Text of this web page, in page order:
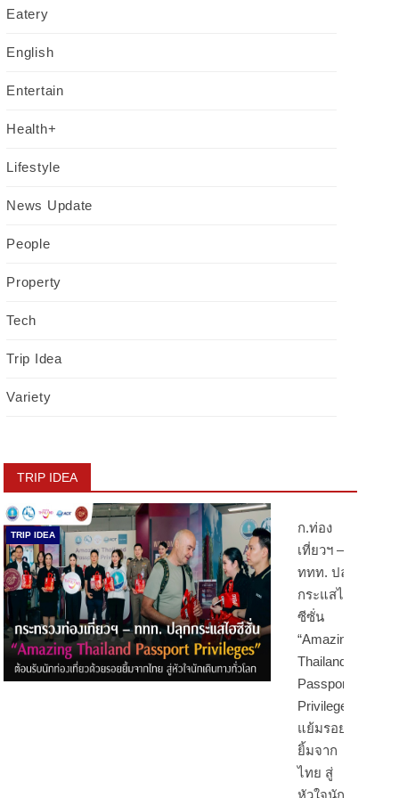
Eatery
English
Entertain
Health+
Lifestyle
News Update
People
Property
Tech
Trip Idea
Variety
TRIP IDEA
TRIP IDEA
ก.ท่อง
เที่ยวฯ –
ททท. ปลุก
กระแสไฮ
ซีซั่น
“Amazing
Thailand
Passport
Privileges”
แย้มรอย
ยิ้มจาก
ไทย สู่
หัวใจนัก